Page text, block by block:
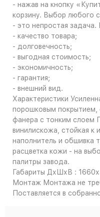
- нажав на кнопку
корзину. Выбор любого
- это непростая
- качество товара;
- долговечность;
- выгодная стоимость;
- экономичность;
- гарантия;
- внешний вид.
Характеристики
порошковым покрытием,
фанера с тонким слоем
винилискожа, стойкая к
наполнитель и обшивка
расцветка кожи - на
палитры завода.
Габариты ДхШхВ :
Монтаж Монтажа не
Поставляется в